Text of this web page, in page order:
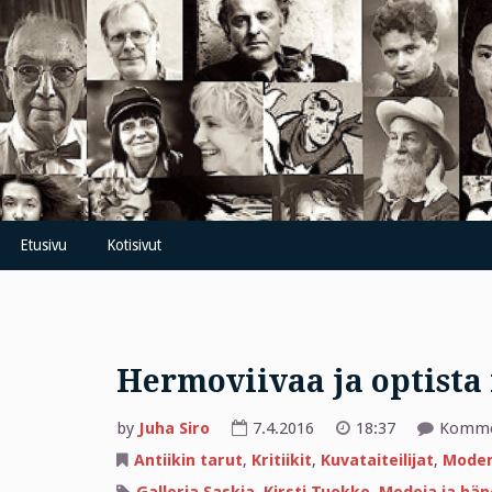
Skip
to
content
Etusivu Kotisivut
Hermoviivaa ja
by Juha Siro 7.4.2016 18:37
Antiikin tarut, Kritiikit, Kuvataiteilijat,